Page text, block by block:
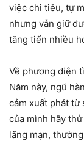
việc chi tiêu, tự
nhưng vẫn giữ
tăng tiến nhiều
Về phương diện
Năm này, ngũ
cảm xuất phát từ
của mình hãy
lãng mạn,